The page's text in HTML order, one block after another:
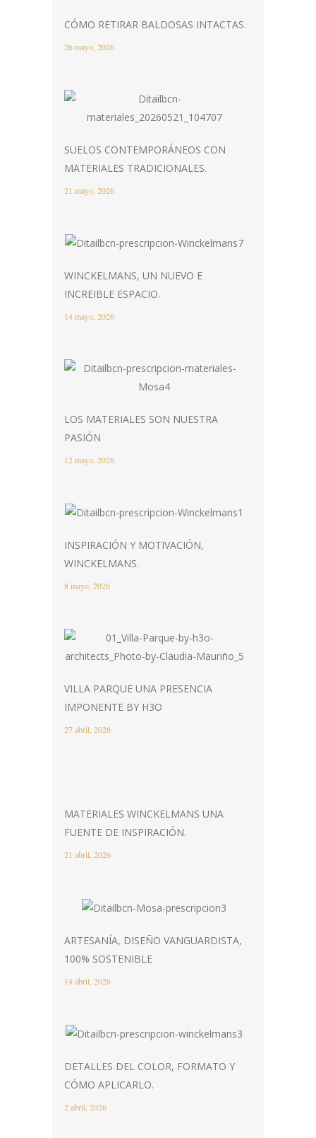
CÓMO RETIRAR BALDOSAS INTACTAS.
26 mayo, 2026
SUELOS CONTEMPORÁNEOS CON
MATERIALES TRADICIONALES.
21 mayo, 2026
WINCKELMANS, UN NUEVO E
INCREIBLE ESPACIO.
14 mayo, 2026
LOS MATERIALES SON NUESTRA
PASIÓN
12 mayo, 2026
INSPIRACIÓN Y MOTIVACIÓN,
WINCKELMANS.
8 mayo, 2026
VILLA PARQUE UNA PRESENCIA
IMPONENTE BY H3O
27 abril, 2026
MATERIALES WINCKELMANS UNA
FUENTE DE INSPIRACIÓN.
21 abril, 2026
ARTESANÍA, DISEÑO VANGUARDISTA,
100% SOSTENIBLE
14 abril, 2026
DETALLES DEL COLOR, FORMATO Y
CÓMO APLICARLO.
2 abril, 2026